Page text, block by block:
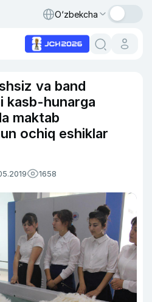
O‘zbekcha
va band
kasb-hunarga
maktab
ochiq eshiklar
1658